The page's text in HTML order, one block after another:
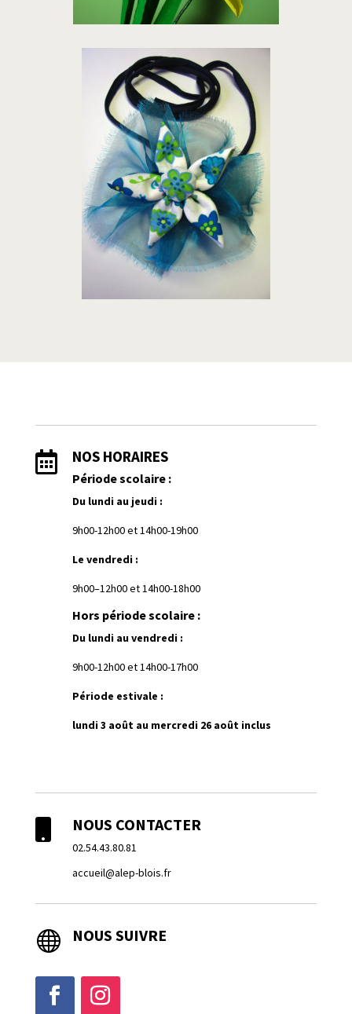
 NOS HORAIRES
Période scolaire :
Du lundi au jeudi :
9h00-12h00 et14h00-19h00
Le vendredi :
9h00–12h00 et 14h00-18h00
Hors période scolaire :
Du lundi au vendredi :
9h00-12h00 et 14h00-17h00
Période estivale :
lundi 3 août au mercredi 26 août inclus
NOUS CONTACTER
02.54.43.80.81
accueil@alep-blois.fr
 NOUS SUIVRE